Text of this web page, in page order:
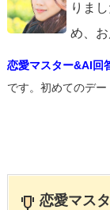
りま
め、
恋愛マスター&AI回
です。初めてのデ
恋愛マス